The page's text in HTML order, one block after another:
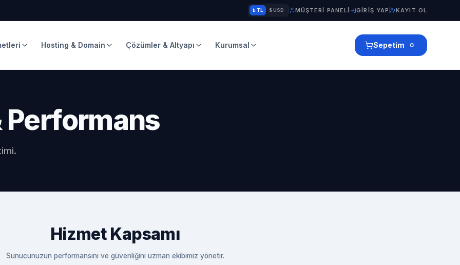
₺ TL $ USD MÜŞTERI PANELI GIRIŞ YAP KAYIT OL
Hosting & Domain Çözümler & Altyapı Kurumsal Sepetim 0
Performans
Hizmet Kapsamı
Sunucunuzun performansını ve güvenliğini uzman ekibimiz yönetir.